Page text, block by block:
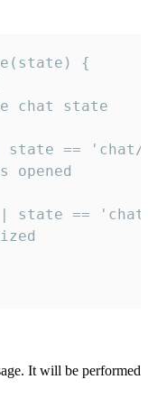
{
chat state
state ==
opened
state ==
It will be performed